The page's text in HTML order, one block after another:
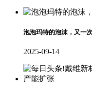
泡泡玛特的泡沫，又一
2025-09-14